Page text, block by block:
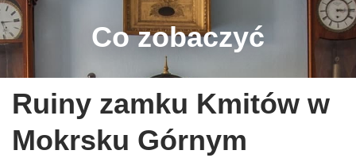
Co zobaczyć
Ruiny zamku Kmitów w
Mokrsku Górnym